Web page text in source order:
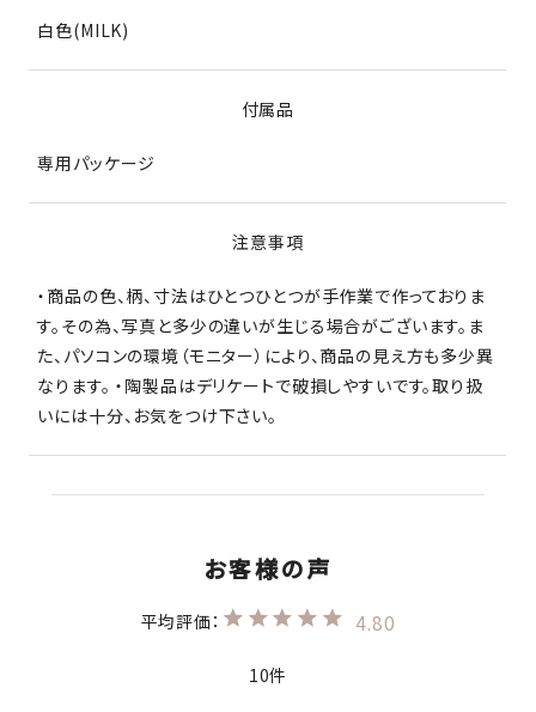
白色(MILK)
付属品
専用パッケージ
注意事項
・商品の色、柄、寸法はひとつひとつが手作業で作っておりま
す。その為、写真と多少の違いが生じる場合がございます。ま
た、パソコンの環境（モニター）により、商品の見え方も多少異
なります。 ・陶製品はデリケートで破損しやすいです。取り扱
いには十分、お気をつけ下さい。
4.80
10